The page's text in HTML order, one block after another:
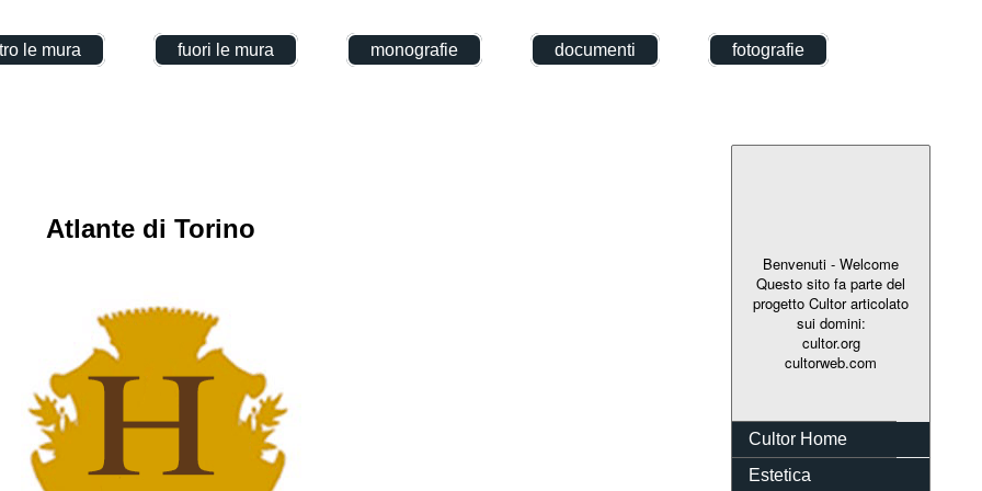
le mura fuori le mura monografie documenti fotografie
Benvenuti - Welcome
Questo sito fa parte del
progetto Cultor articolato
sui domini:
cultor.org
cultorweb.com
Cultor Home
Estetica
Atlante di Torino